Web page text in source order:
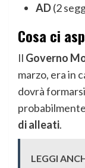
AD(2
Cosa ci
Il Governo
marzo, era in
dovrà
di alleati.
LEGGI